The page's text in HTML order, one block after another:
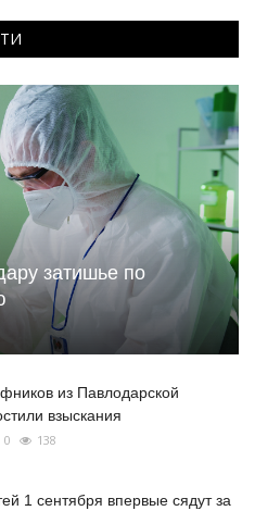
затишье по
из Павлодарской
взыскания
0 138
1 сентября впервые сядут за